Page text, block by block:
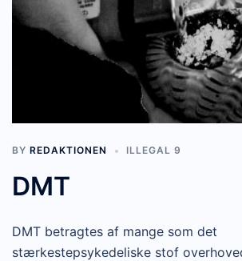
BY REDAKTIONEN ILLEGAL 9
DMT
DMT betragtes af mange som det
stærkestepsykedeliske stof